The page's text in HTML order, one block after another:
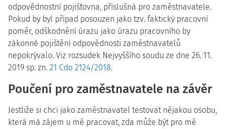
odpovědnostní pojišťovna, příslušná pro zaměstnavatele.
Pokud by byl případ posouzen jako tzv. faktický pracovní
poměr, odškodnění úrazu jako úrazu pracovního by
zákonné pojištění odpovědnosti zaměstnavatelů
nepokrývalo. Viz rozsudek Nejvyššího soudu ze dne 26. 11.
2019 sp. zn. 21 Cdo 2124/2018.
Poučení pro zaměstnavatele na závěr
Jestliže si chci jako zaměstnavatel testovat nějakou osobu,
která má zájem u mě pracovat, zda může být pro mě